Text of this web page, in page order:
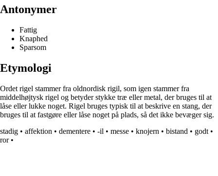
Antonymer
Fattig
Knaphed
Sparsom
Etymologi
Ordet rigel stammer fra oldnordisk rigil, som igen stammer fra
middelhøjtysk rigel og betyder stykke træ eller metal, der bruges til at
låse eller lukke noget. Rigel bruges typisk til at beskrive en stang, der
bruges til at fastgøre eller låse noget på plads, så det ikke bevæger sig.
stadig • affektion • dementere • -il • messe • knojern • bistand • godt •
ror•